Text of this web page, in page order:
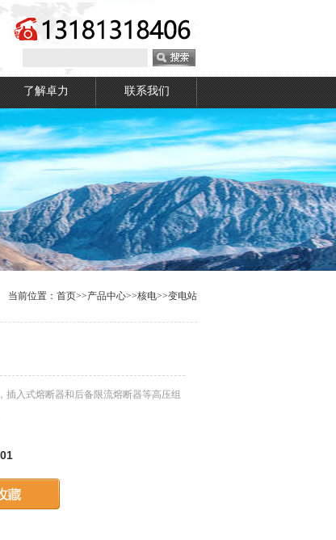
了解卓力 联系我们
当前位置： 首页>>产品中心>>核电>>变电站
入式熔断器和后备限流熔断器等高压组